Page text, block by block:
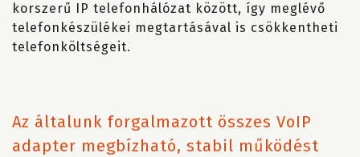
korszerű IP telefonhálózat között, így meglévő
telefonkészülékei megtartásával is csökkentheti
telefonköltségeit.
Az általunk forgalmazott összes VoIP
adapter megbízható, stabil működést